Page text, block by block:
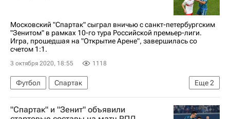
Московский "Спартак" сыграл вничью с санкт-петербургским
"Зенитом" в рамках 10-го тура Российской премьер-лиги.
Игра, прошедшая на "Открытие Арене", завершилась со
счетом 1:1.
3 октября 2020, 18:55 1118
Еще2
Футбол
Спартак
РПЛ 2026-2027 (Чемпионат России по футболу)
Зенит
"Спартак" и "Зенит" объявили